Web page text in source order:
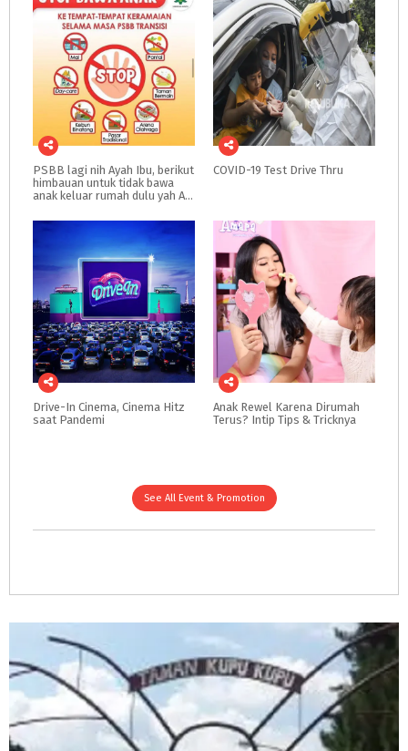
PSBB lagi nih Ayah Ibu, berikut
himbauan untuk tidak bawa
anak keluar rumah dulu yah Ayah Ibu
COVID-19 Test Drive Thru
Drive-In Cinema, Cinema Hitz
saat Pandemi
Anak Rewel Karena Dirumah
Terus? Intip Tips & Tricknya
See All Event & Promotion